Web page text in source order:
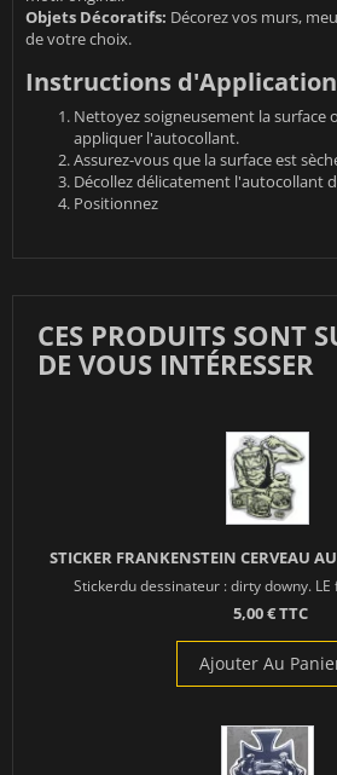
Objets Décoratifs: Décorez vos murs,
de votre choix.
Instructions
Nettoyez soigneusement la surface
appliquer l'autocollant.
Assurez-vous que la surface est
Décollez délicatement l'autocollant
Positionnez
CES PRODUITS SONT
DE VOUS INTÉRESSER
STICKER FRANKENSTEIN CERVEAU
Stickerdu dessinateur : dirty downy. LE
5,00 € TTC
Ajouter Au